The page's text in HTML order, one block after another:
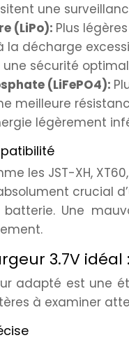
une
(LiPo): Plus
décharge
sécurité
(LiFePO4):
meilleure
légèrement
les JST-XH,
crucial
Une
3.7V idéal
adapté est une
à examiner